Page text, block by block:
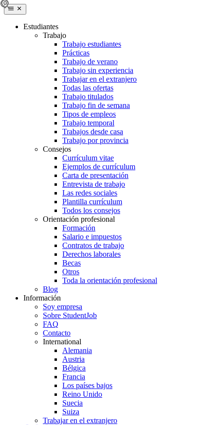
Estudiantes
Trabajo
Trabajo estudiantes
Prácticas
Trabajo de verano
Trabajo sin experiencia
Trabajar en el extranjero
Todas las ofertas
Trabajo titulados
Trabajo fin de semana
Tipos de empleos
Trabajo temporal
Trabajos desde casa
Trabajo por provincia
Consejos
Currículum vitae
Ejemplos de currículum
Carta de presentación
Entrevista de trabajo
Las redes sociales
Plantilla currículum
Todos los consejos
Orientación profesional
Formación
Salario e impuestos
Contratos de trabajo
Derechos laborales
Becas
Otros
Toda la orientación profesional
Blog
Información
Soy empresa
Sobre StudentJob
FAQ
Contacto
International
Alemania
Austria
Bélgica
Francia
Los países bajos
Reino Unido
Suecia
Suiza
Trabajar en el extranjero